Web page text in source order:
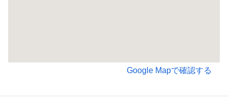
Google Mapで確認する